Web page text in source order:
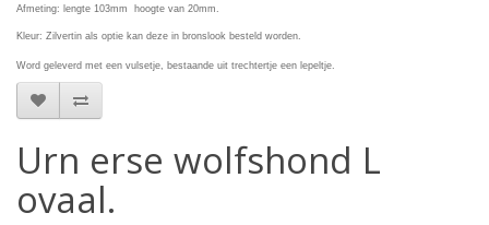
Afmeting: lengte 103mm hoogte van 20mm.
Kleur: Zilvertin als optie kan deze in bronslook besteld worden.
Word geleverd met een vulsetje, bestaande uit trechtertje een lepeltje.
Urn erse wolfshond L
ovaal.